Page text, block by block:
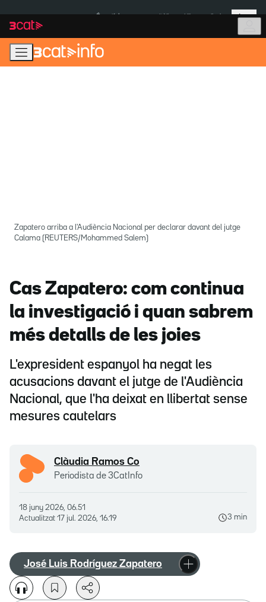
navegació
principal
contingut
Més
Zapatero arriba a l'Audiència Nacional per declarar davant del jutge
Calama (REUTERS/Mohammed Salem)
Cas Zapatero: com continua
la investigació i quan sabrem
més detalls de les joies
L'expresident espanyol ha negat les
acusacions davant el jutge de l'Audiència
Nacional, que l'ha deixat en llibertat sense
mesures cautelars
Clàudia Ramos Co
Periodista de 3CatInfo
18 juny 2026, 06.51
Actualitzat 17 jul. 2026, 16.19 3 min
José Luis Rodríguez Zapatero